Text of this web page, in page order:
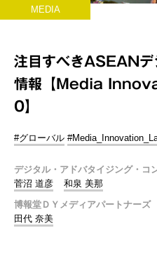
MEDIA
注目すべきASEANデ
情報【Media
0】
#グローバル
デジタル・アドバタイジング・コ
菅沼 道彦
和泉 美那
博報堂ＤＹメディアパートナーズ
田代 奈美